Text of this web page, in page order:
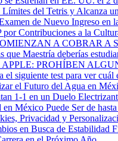
Límites del Tetris y Alcanza
de Nuevo Ingreso en
Contribuciones a la
A COBRAR A
que Maestría deberías
PROHÍBEN
el siguiente test para ver cuál
el Futuro del Agua en
1-1 en un Duelo
México Puede Ser de
Privacidad y
en Busca de Estabilidad